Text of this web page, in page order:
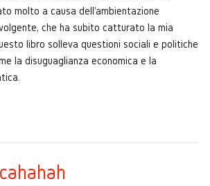
molto a causa dell'ambientazione
che ha subito catturato la mia
libro solleva questioni sociali e politiche
la disuguaglianza economica e la